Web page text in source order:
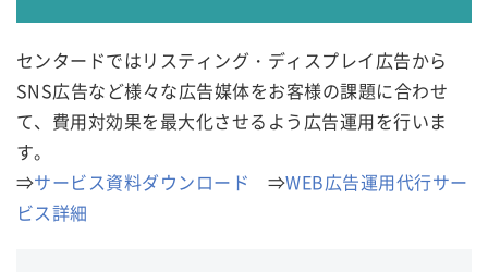
センタードではリスティング・ディスプレイ広告から
SNS広告など様々な広告媒体をお客様の課題に合わせ
て、費用対効果を最大化させるよう広告運用を行いま
す。
⇒サービス資料ダウンロード ⇒WEB広告運用代行サー
ビス詳細